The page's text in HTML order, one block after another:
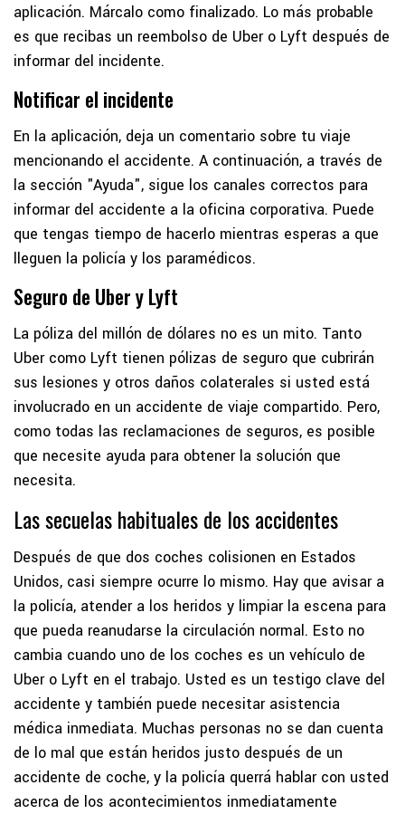
aplicación. Márcalo como finalizado. Lo más probable
es que recibas un reembolso de Uber o Lyft después de
informar del incidente.
Notificar el incidente
En la aplicación, deja un comentario sobre tu viaje
mencionando el accidente. A continuación, a través de
la sección "Ayuda", sigue los canales correctos para
informar del accidente a la oficina corporativa. Puede
que tengas tiempo de hacerlo mientras esperas a que
lleguen la policía y los paramédicos.
Seguro de Uber y Lyft
La póliza del millón de dólares no es un mito. Tanto
Uber como Lyft tienen pólizas de seguro que cubrirán
sus lesiones y otros daños colaterales si usted está
involucrado en un accidente de viaje compartido. Pero,
como todas las reclamaciones de seguros, es posible
que necesite ayuda para obtener la solución que
necesita.
Las secuelas habituales de los accidentes
Después de que dos coches colisionen en Estados
Unidos, casi siempre ocurre lo mismo. Hay que avisar a
la policía, atender a los heridos y limpiar la escena para
que pueda reanudarse la circulación normal. Esto no
cambia cuando uno de los coches es un vehículo de
Uber o Lyft en el trabajo. Usted es un testigo clave del
accidente y también puede necesitar asistencia
médica inmediata. Muchas personas no se dan cuenta
de lo mal que están heridos justo después de un
accidente de coche, y la policía querrá hablar con usted
acerca de los acontecimientos inmediatamente